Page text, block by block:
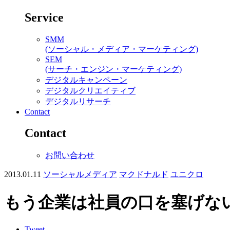
Service
SMM
(ソーシャル・メディア・マーケティング)
SEM
(サーチ・エンジン・マーケティング)
デジタルキャンペーン
デジタルクリエイティブ
デジタルリサーチ
Contact
Contact
お問い合わせ
2013.01.11 ソーシャルメディア マクドナルド ユニクロ
もう企業は社員の口を塞げな